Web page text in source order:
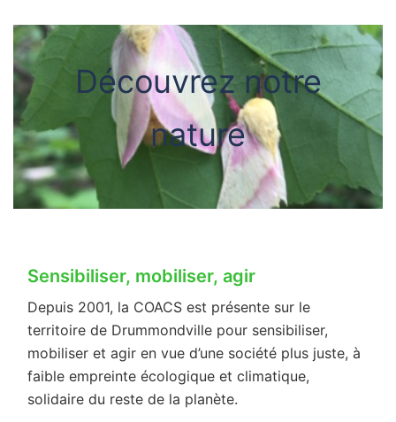
Découvrez notre
nature
Sensibiliser, mobiliser, agir
Depuis 2001, la COACS est présente sur le
territoire de Drummondville pour sensibiliser,
mobiliser et agir en vue d’une société plus juste, à
faible empreinte écologique et climatique,
solidaire du reste de la planète.